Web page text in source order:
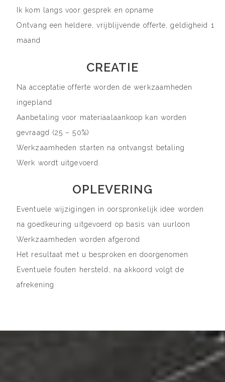
Ik kom langs voor gesprek en opname
Ontvang een heldere, vrijblijvende offerte, geldigheid 1
maand
CREATIE
Na acceptatie offerte worden de werkzaamheden
ingepland
Aanbetaling voor materiaalaankoop kan worden
gevraagd (25 – 50%)
Werkzaamheden starten na ontvangst betaling
Werk wordt uitgevoerd.
OPLEVERING
Eventuele wijzigingen in oorspronkelijk idee worden
na goedkeuring uitgevoerd op basis van uurloon
Werkzaamheden worden afgerond
Het resultaat met u besproken en doorgenomen
Eventuele fouten hersteld, na akkoord volgt de
afrekening